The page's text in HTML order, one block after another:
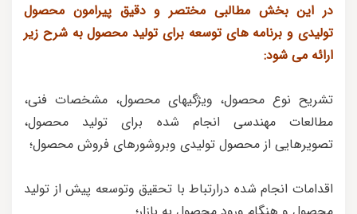
در این بخش مطالبی مختصر و دقیق پیرامون محصول
تولیدی و برنامه های توسعه برای تولید محصول به شرح زیر
ارائه می شود:
تشریح نوع محصول، ویژگیهای محصول، مشخصات فنی،
مطالعات مهندسی انجام شده برای تولید محصول،
تصویرهایی از محصول تولیدی وبروشورهای فروش محصول؛
اقدامات انجام شده درارتباط با تحقیق وتوسعه پیش از تولید